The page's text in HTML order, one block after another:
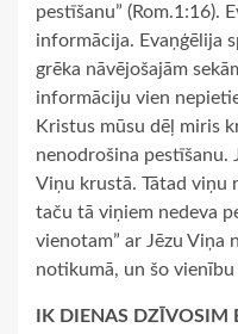
pestīšanu” (Rom.1:16).
informācija. Evaņģēlija
grēka nāvējošajām
informāciju vien
Kristus mūsu dēļ miris
nenodrošina pestīšanu.
Viņu krustā. Tātad viņu
taču tā viņiem nedeva
vienotam” ar Jēzu Viņa
notikumā, un šo
IK DIENAS DZĪVOSIM